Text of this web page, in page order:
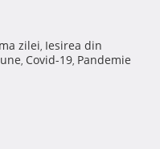
zilei, Iesirea din
, Covid-19, Pandemie